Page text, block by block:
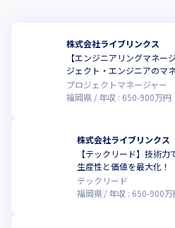
株式会社ライブリンクス
【エンジニアリングマネー
ジェクト・エンジニアのマ
プロジェクトマネージャー
福岡県
年収 : 650-900万円
株式会社ライブリンクス
【テックリード】技術
生産性と価値を最大化！
テックリード
福岡県
年収 : 650-900